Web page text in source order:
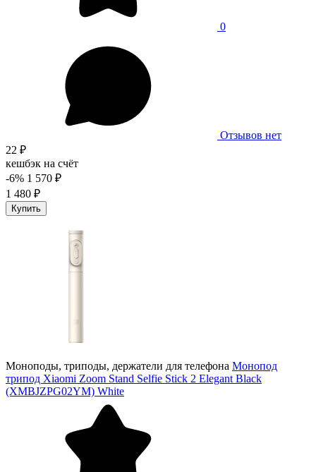
0
Отзывов нет
22 ₽
кешбэк на счёт
-6% 1 570 ₽
1 480 ₽
Купить
Моноподы, триподы, держатели для телефона Монопод
трипод Xiaomi Zoom Stand Selfie Stick 2 Elegant Black
(XMBJZPG02YM) White